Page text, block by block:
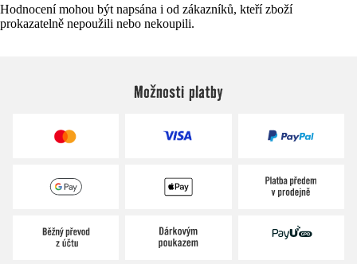
Hodnocení mohou být napsána i od zákazníků, kteří zboží
prokazatelně nepoužili nebo nekoupili.
Možnosti platby